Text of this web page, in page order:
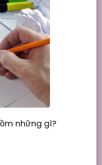
những gì?